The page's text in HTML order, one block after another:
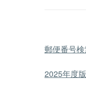
郵便番号
2025年度